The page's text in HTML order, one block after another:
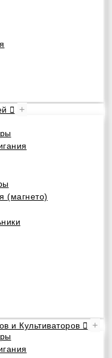
+
(магнето)
и Культиваторов
+